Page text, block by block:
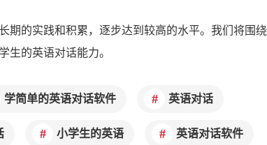
期的实践和积累，逐步达到较高的水平。我们将围绕
生的英语对话能力。
学简单的英语对话软件 英语对话
小学生的英语 英语对话软件